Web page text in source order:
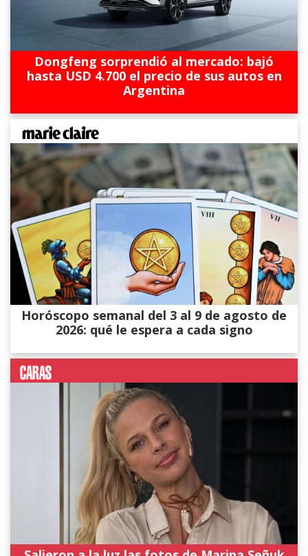
Dongfeng sorprendió al mercado: bajó
hasta USD 4.700 el precio de sus autos en
Argentina
Horóscopo semanal del 3 al 9 de agosto de
2026: qué le espera a cada signo